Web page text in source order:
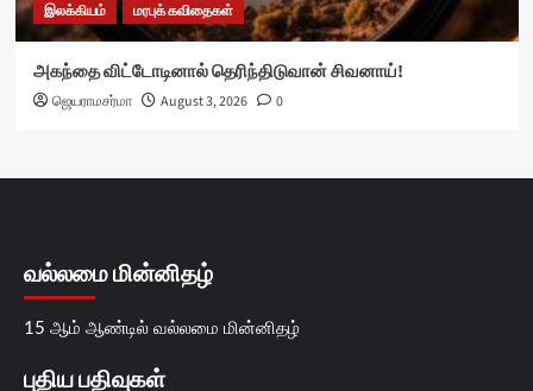
இலக்கியம் மரபுக் கவிதைகள்
அகந்தை விட்டோடினால் தெரிந்திடுவான் சிவனாய்!
ஜெயராமசர்மா August 3, 2026 0
வல்லமை மின்னிதழ்
15 ஆம் ஆண்டில் வல்லமை மின்னிதழ்
புதிய பதிவுகள்